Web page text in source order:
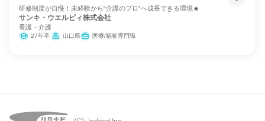
研修制度が自慢！未経験から“介護のプロ”へ成長できる環境★
サンキ・ウエルビィ株式会社
看護・介護
27年卒 山口県 医療/福祉専門職